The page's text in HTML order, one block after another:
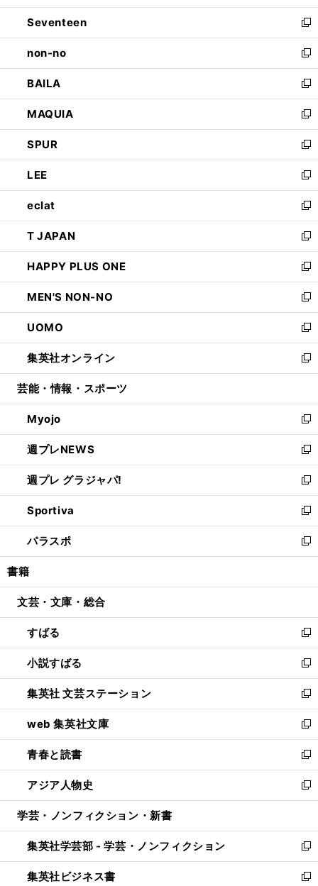
開
く
ウ
で
開
く
ン
ド
ウ
で
開
く
Seventeen
新
し
い
ウ
ィ
ン
ド
ウ
で
開
く
non-no
新
し
い
ウ
ィ
ン
ド
ウ
で
開
く
BAILA
新
し
い
ウ
ィ
ン
ド
ウ
で
開
く
MAQUIA
新
し
い
ウ
ィ
ン
ド
ウ
で
開
く
SPUR
新
し
い
ウ
ィ
ン
ド
ウ
で
開
く
LEE
新
し
い
ウ
ィ
ン
ド
ウ
で
開
く
eclat
新
し
い
ウ
ィ
ン
ド
ウ
で
開
く
T JAPAN
新
し
い
ウ
ィ
ン
ド
ウ
で
開
HAPPY PLUS ONE
新
し
い
ウ
ィ
ン
ド
ウ
開
く
MEN'S NON-NO
新
し
い
ウ
ィ
ン
ウ
で
開
く
UOMO
新
し
い
ウ
ン
ド
ウ
で
開
く
集英社オンライン
新
し
ウ
ィ
ン
ド
ウ
で
開
く
芸能・情報・スポーツ
Myojo
新
し
い
ウ
ィ
ン
ド
ウ
で
開
週プレNEWS
新
し
い
ウ
ィ
ン
ド
ウ
開
週プレ グラジャパ!
新
し
い
ウ
ィ
ン
ウ
開
く
Sportiva
新
し
い
ウ
ン
ウ
で
開
く
パラスポ
新
し
ウ
ン
ド
ウ
で
開
く
書籍
文芸・文庫・総合
すばる
新
し
い
ウ
ィ
ン
ド
ウ
で
開
く
小説すばる
新
し
い
ウ
ィ
ン
ド
ウ
で
開
集英社 文芸ステーション
新
し
い
ウ
ィ
ン
ド
ウ
開
く
web 集英社文庫
新
し
い
ウ
ィ
ン
ウ
で
開
く
青春と読書
新
し
い
ウ
ン
ド
ウ
で
アジア人物史
新
し
ウ
ィ
ン
ド
学芸・ノンフィクション・新書
集英社学芸部 - 学芸・ノンフィクション
新
し
い
集英社ビジネス書
新